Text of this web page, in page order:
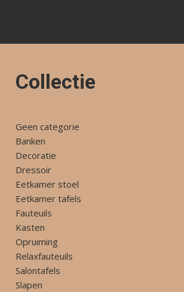
Collectie
Geen categorie
Banken
Decoratie
Dressoir
Eetkamer stoel
Eetkamer tafels
Fauteuils
Kasten
Opruiming
Relaxfauteuils
Salontafels
Slapen